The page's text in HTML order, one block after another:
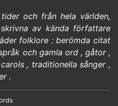
och från hela världen,
av kända författare
folklore : berömda citat
och gamla ord, gåtor,
carols, traditionella sånger,
.